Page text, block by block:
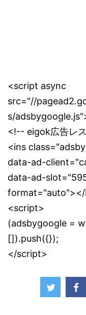
<script async
src="//
s/
<!-- eigok広告レ
<ins
data-ad-
data-ad-
format="auto"></
<script>
(adsbygoogle =
[]).push({});
</script>